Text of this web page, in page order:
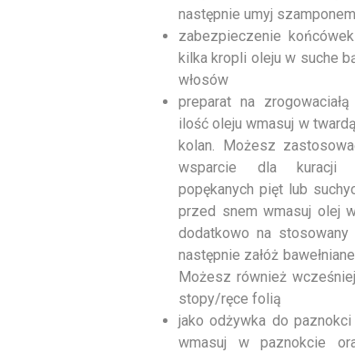
następnie umyj szamponem
zabezpieczenie
kilka kropli oleju w suche
włosów
preparat na
ilość oleju wmasuj w
kolan. Możesz
wsparcie dla kuracji
popękanych pięt lub
przed snem wmasuj olej
dodatkowo na
następnie załóż
Możesz również
stopy/ręce folią
jako odżywka do
wmasuj w paznokcie